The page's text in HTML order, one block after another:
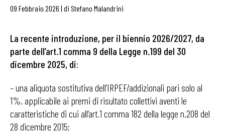
09 Febbraio 2026 | di Stefano Malandrini
La recente introduzione, per il biennio 2026/2027, da
parte dell’art.1 comma 9 della Legge n.199 del 30
dicembre 2025, di:
– una aliquota sostitutiva dell’IRPEF/addizionali pari solo al
1%, applicabile ai premi di risultato collettivi aventi le
caratteristiche di cui all’art.1 comma 182 della legge n.208 del
28 dicembre 2015;